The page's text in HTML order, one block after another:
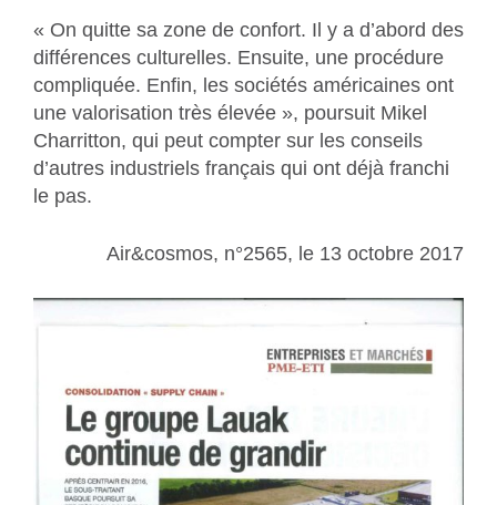
« On quitte sa zone de confort. Il y a d’abord des
différences culturelles. Ensuite, une procédure
compliquée. Enfin, les sociétés américaines ont
une valorisation très élevée », poursuit Mikel
Charritton, qui peut compter sur les conseils
d’autres industriels français qui ont déjà franchi
le pas.
Air&cosmos, n°2565, le 13 octobre 2017